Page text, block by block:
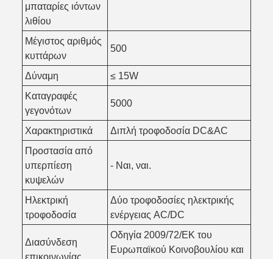
μπαταρίες ιόντων
λιθίου
Μέγιστος αριθμός
κυττάρων
500
Δύναμη
≤ 15W
Καταγραφές
γεγονότων
5000
Χαρακτηριστικά
Διπλή τροφοδοσία DC&AC
Προστασία από
υπερπίεση
κυψελών
- Ναι, ναι.
Ηλεκτρική
τροφοδοσία
Δύο τροφοδοσίες ηλεκτρικής
ενέργειας AC/DC
Διασύνδεση
επικοινωνίας
Οδηγία 2009/72/ΕΚ του
Ευρωπαϊκού Κοινοβουλίου και